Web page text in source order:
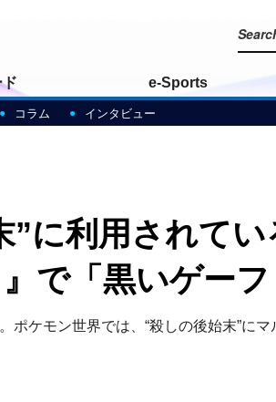
コラム インタビュー
e-Sports
”に利用されて
で「黒いゲー
ポケモン世界では、“殺しの後始末”に